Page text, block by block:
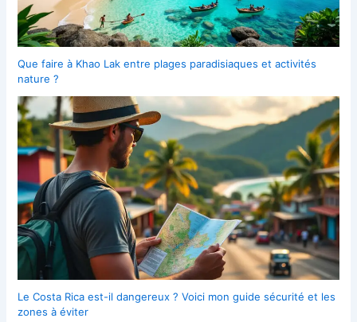
Que faire à Khao Lak entre plages paradisiaques et activités
nature ?
Le Costa Rica est-il dangereux ? Voici mon guide sécurité et les
zones à éviter